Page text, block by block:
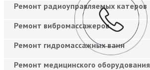
Ремонт радиоуправляемых катеров
Ремонт вибромассажеров
Ремонт гидромассажных ванн
Ремонт медицинского оборудования